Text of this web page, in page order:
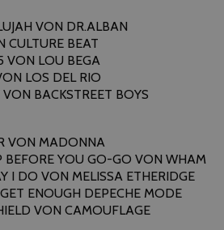
VON DR.ALBAN
CULTURE BEAT
VON LOU BEGA
LOS DEL RIO
BACKSTREET BOYS
VON MADONNA
BEFORE YOU GO-GO VON WHAM
I DO VON MELISSA ETHERIDGE
ENOUGH DEPECHE MODE
VON CAMOUFLAGE